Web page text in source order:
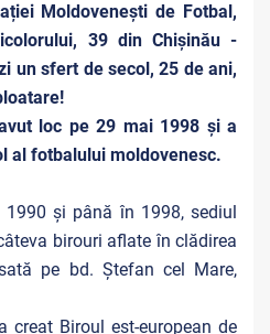
Moldovenești de Fotbal,
39 din Chișinău -
un sfert de secol, 25 de ani,
loc pe 29 mai 1998 și a
al fotbalului moldovenesc.
și până în 1998, sediul
birouri aflate în clădirea
pe bd. Ștefan cel Mare,
creat Biroul est-european de